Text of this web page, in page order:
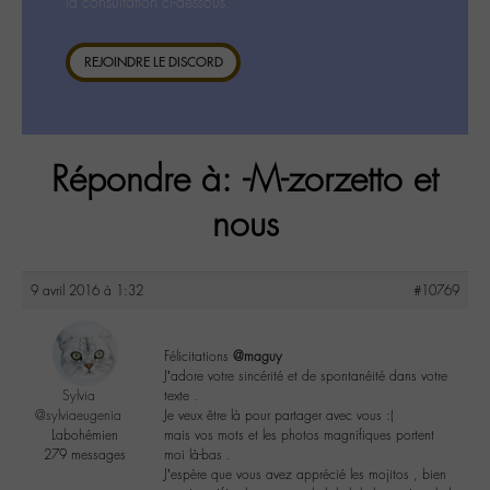
REJOINDRE LE DISCORD
Répondre à: -M-zorzetto et
nous
9 avril 2016 à 1:32 #10769
Sylvia
@sylviaeugenia
Labohémien
279 messages
Félicitations @maguy
J’adore votre sincérité et de spontanéité dans votre
texte .
Je veux être là pour partager avec vous :(
mais vos mots et les photos magnifiques portent
moi là-bas .
J’espère que vous avez apprécié les mojitos , bien